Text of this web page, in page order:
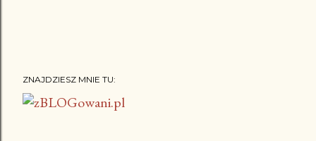
ZNAJDZIESZ MNIE TU: